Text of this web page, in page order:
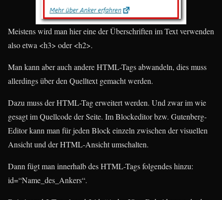
Meistens wird man hier eine der Überschriften im Text verwenden
also etwa <h3> oder <h2>.
Man kann aber auch andere HTML-Tags abwandeln, dies muss
allerdings über den Quelltext gemacht werden.
Dazu muss der HTML-Tag erweitert werden. Und zwar im wie
gesagt im Quellcode der Seite. Im Blockeditor bzw. Gutenberg-
Editor kann man für jeden Block einzeln zwischen der visuellen
Ansicht und der HTML-Ansicht umschalten.
Dann fügt man innerhalb des HTML-Tags folgendes hinzu:
id=“Name_des_Ankers“.